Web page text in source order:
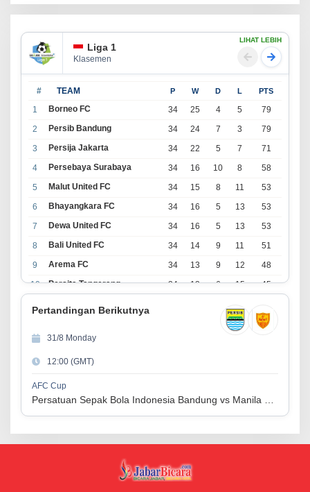
Liga 1
Klasemen
LIHAT LEBIH
# TEAM P W D L PTS
1 Borneo FC 34 25 4 5
79
2
Persib Bandung 34 24 7 3
79
3
Persija Jakarta 34 22 5 7
71
4
Persebaya Surabaya 34 16 10 8
58
5
Malut United FC 34 15 8 11
53
6
Bhayangkara FC 34 16 5 13
53
7
Dewa United FC 34 16 5 13
53
8
Bali United FC 34 14 9 11
51
9
Arema FC 34 13 9 12
48
10
Persita Tangerang 34 13 6 15
45
17
39
13
Persijap Jepara
14
Madura United FC
15
PSM Makassar
16
Persis Solo 34 8 10 16
34
Pertandingan Berikutnya
31/8 Monday
12:00 (GMT)
AFC Cup
Persatuan Sepak Bola Indonesia Bandung vs Manila Digger FC